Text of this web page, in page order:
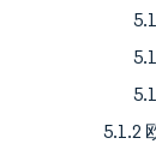
5.1.2